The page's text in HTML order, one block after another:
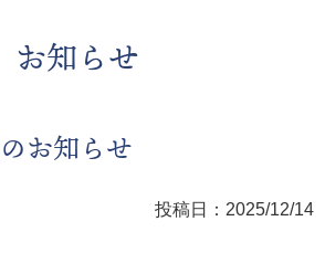
お知らせ
お知らせ
投稿日：2025/12/14